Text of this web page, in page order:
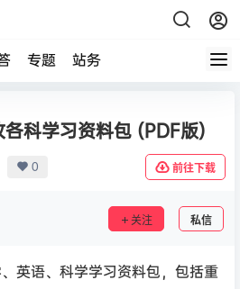
专题 站务
科学习资料包 (PDF版)
0 前往下载
关注 私信
英语、科学学习资料包，包括重